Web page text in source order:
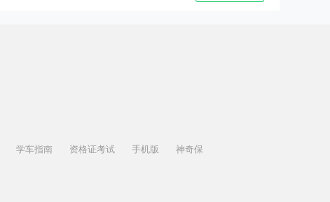
学车指南 资格证考试 手机版 神奇保